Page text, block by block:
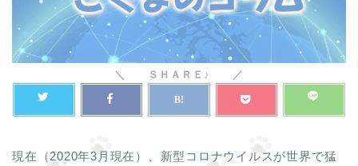
現在（2020年3月現在）、新型コロナウイルスが世界で猛